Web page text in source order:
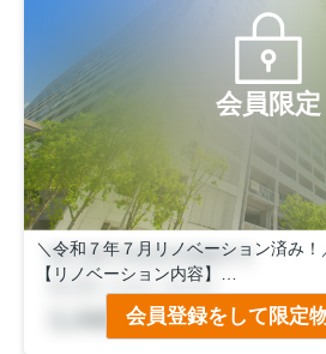
会員限定
＼令和７年７月リノベーション済み！
【リノベーション内容】
●キッチン新調●浴室新調●洗面台新調
会員登録をして限定